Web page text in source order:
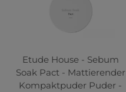
Etude House - Sebum
Soak Pact - Mattierender
Kompaktpuder Puder -